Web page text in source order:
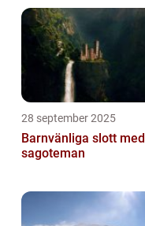
28 september 2025
Barnvänliga slott med
sagoteman